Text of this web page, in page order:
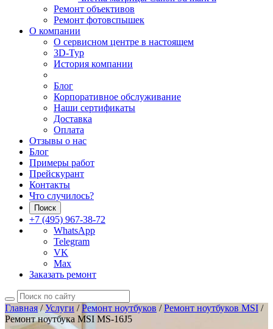
Ремонт объективов
Ремонт фотовспышек
О компании
О сервисном центре в настоящем
3D-Тур
История компании
Блог
Корпоративное обслуживание
Наши сертификаты
Доставка
Оплата
Отзывы о нас
Блог
Примеры работ
Прейскурант
Контакты
Что случилось?
Поиск
+7 (495) 967-38-72
WhatsApp
Telegram
VK
Max
Заказать ремонт
Главная/Услуги /Ремонт ноутбуков /Ремонт ноутбуков MSI /
Ремонт ноутбука MSI MS-16J5